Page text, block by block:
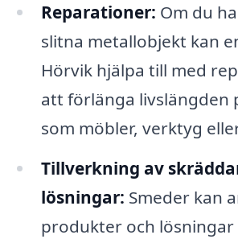
Reparationer: Om du
slitna metallobjekt kan
Hörvik hjälpa till med
att förlänga livslängden
som möbler, verktyg
Tillverkning av
lösningar: Smeder kan
produkter och